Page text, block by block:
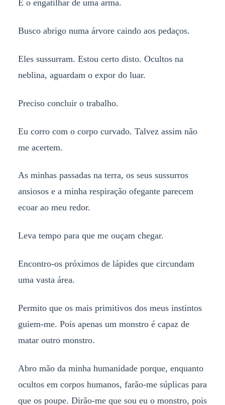
É o engatilhar de uma arma.
Busco abrigo numa árvore caindo aos pedaços.
Eles sussurram. Estou certo disto. Ocultos na
neblina, aguardam o expor do luar.
Preciso concluir o trabalho.
Eu corro com o corpo curvado. Talvez assim não
me acertem.
As minhas passadas na terra, os seus sussurros
ansiosos e a minha respiração ofegante parecem
ecoar ao meu redor.
Leva tempo para que me ouçam chegar.
Encontro-os próximos de lápides que circundam
uma vasta área.
Permito que os mais primitivos dos meus instintos
guiem-me. Pois apenas um monstro é capaz de
matar outro monstro.
Abro mão da minha humanidade porque, enquanto
ocultos em corpos humanos, farão-me súplicas para
que os poupe. Dirão-me que sou eu o monstro, pois